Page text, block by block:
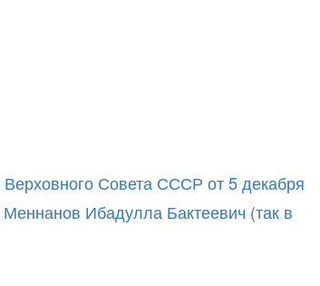
Совета СССР от 5 декабря
Ибадулла Бактеевич (так в